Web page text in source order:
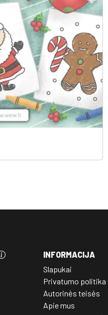
INFORMACIJA
Slapukai
Privatumo politika
Autorinės teisės
Apie mus